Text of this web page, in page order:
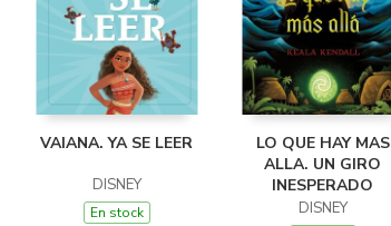
VAIANA. YA SE LEER
DISNEY
En stock
LO QUE HAY MAS
ALLA. UN GIRO
INESPERADO
DISNEY